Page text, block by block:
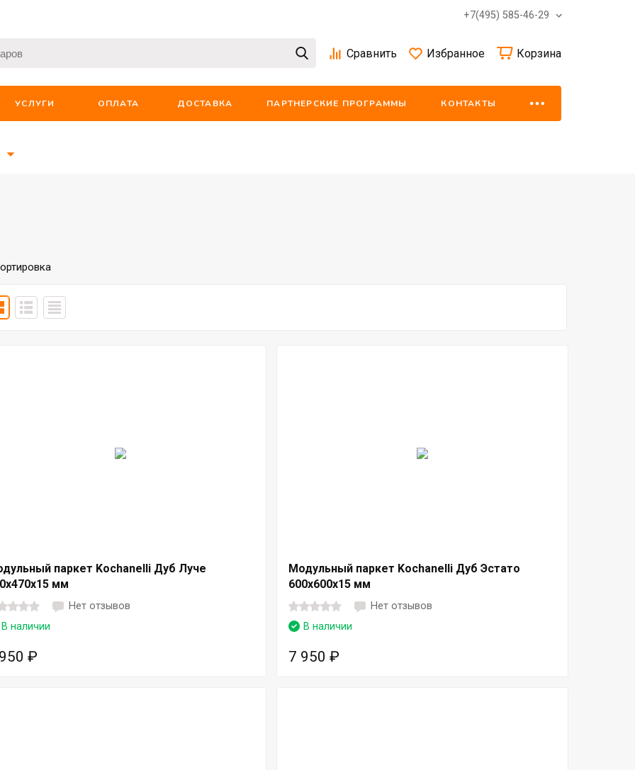
+7(495) 585-46-29
Сравнить Избранное Корзина
УСЛУГИ ОПЛАТА ДОСТАВКА ПАРТНЕРСКИЕ ПРОГРАММЫ КОНТАКТЫ
паркет Kochanelli Дуб Луче
мм
Нет отзывов
В наличии
₽
Модульный паркет Kochanelli Дуб Эстато
600х600х15 мм
Нет отзывов
В наличии
7 950 ₽